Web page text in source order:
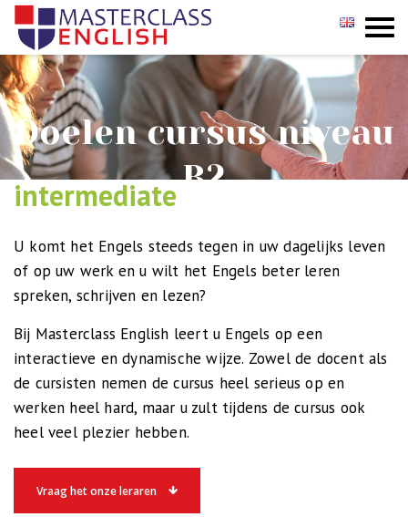
GROEPSCURSUSSEN
PRIVÉ
INCOMPANY
INSCHRIJVEN
TESTIMONIALS
CONTACT
Doelen cursus niveau
B2
Niveau A2
Niveau A1
Engels voorupper-
intermediate
U komt het Engels steeds tegen in uw dagelijks leven
of op uw werk en u wilt het Engels beter leren
spreken, schrijven en lezen?
Bij Masterclass English leert u Engels op een
interactieve en dynamische wijze. Zowel de docent als
de cursisten nemen de cursus heel serieus op en
werken heel hard, maar u zult tijdens de cursus ook
heel veel plezier hebben.
Vraag het onze leraren